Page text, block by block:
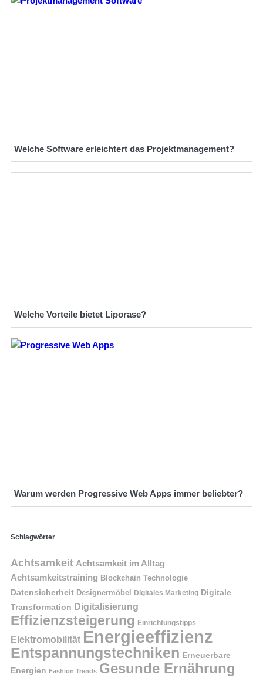
Welche Software erleichtert das Projektmanagement?
Welche Vorteile bietet Liporase?
Warum werden Progressive Web Apps immer beliebter?
Schlagwörter
Achtsamkeit Achtsamkeit im Alltag
Achtsamkeitstraining Blockchain Technologie
Datensicherheit Designermöbel Digitales Marketing Digitale
Transformation Digitalisierung
Effizienzsteigerung Einrichtungstipps
Elektromobilität Energieeffizienz
Entspannungstechniken Erneuerbare
Energien Fashion Trends Gesunde Ernährung